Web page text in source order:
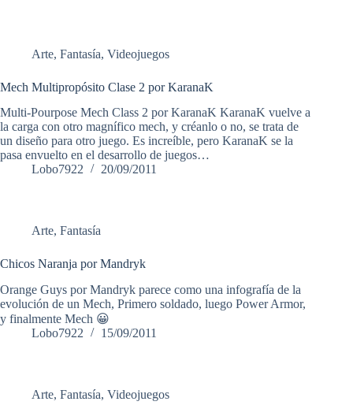
Arte, Fantasía, Videojuegos
Mech Multipropósito Clase 2 por KaranaK
Multi-Pourpose Mech Class 2 por KaranaK KaranaK vuelve a
la carga con otro magnífico mech, y créanlo o no, se trata de
un diseño para otro juego. Es increíble, pero KaranaK se la
pasa envuelto en el desarrollo de juegos…
Lobo7922
20/09/2011
Arte, Fantasía
Chicos Naranja por Mandryk
Orange Guys por Mandryk parece como una infografía de la
evolución de un Mech, Primero soldado, luego Power Armor,
y finalmente Mech 😀
Lobo7922
15/09/2011
Arte, Fantasía, Videojuegos